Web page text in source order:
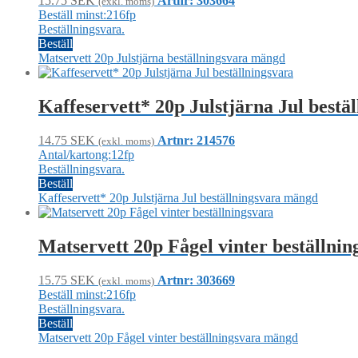
Beställ minst:216fp
Beställningsvara.
Beställ
Matservett 20p Julstjärna beställningsvara mängd
Kaffeservett* 20p Julstjärna Jul
14.75 SEK (exkl. moms) Artnr: 214576
Antal/kartong:12fp
Beställningsvara.
Beställ
Kaffeservett* 20p Julstjärna Jul beställningsvara mängd
Matservett 20p Fågel vinter
15.75 SEK (exkl. moms) Artnr: 303669
Beställ minst:216fp
Beställningsvara.
Beställ
Matservett 20p Fågel vinter beställningsvara mängd